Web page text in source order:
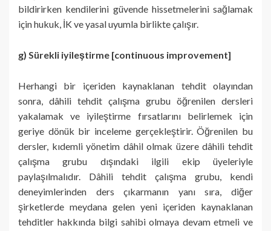
bildirirken kendilerini güvende hissetmelerini sağlamak
için hukuk, İK ve yasal uyumla birlikte çalışır.
g) Sürekli iyileştirme [continuous improvement]
Herhangi bir içeriden kaynaklanan tehdit olayından
sonra, dâhili tehdit çalışma grubu öğrenilen dersleri
yakalamak ve iyileştirme fırsatlarını belirlemek için
geriye dönük bir inceleme gerçekleştirir. Öğrenilen bu
dersler, kıdemli yönetim dâhil olmak üzere dâhili tehdit
çalışma grubu dışındaki ilgili ekip üyeleriyle
paylaşılmalıdır. Dâhili tehdit çalışma grubu, kendi
deneyimlerinden ders çıkarmanın yanı sıra, diğer
şirketlerde meydana gelen yeni içeriden kaynaklanan
tehditler hakkında bilgi sahibi olmaya devam etmeli ve